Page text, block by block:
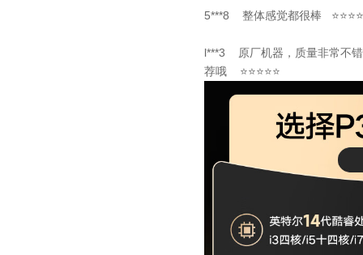
5***8 整体感觉都很棒
l***3 原厂机器，质量非常不
荐哦 ⭐⭐⭐⭐⭐